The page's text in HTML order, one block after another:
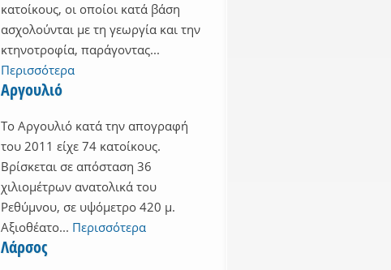
κατοίκους, οι οποίοι κατά βάση
ασχολούνται με τη γεωργία και την
κτηνοτροφία, παράγοντας...
Περισσότερα
Αργουλιό
Το Αργουλιό κατά την απογραφή
του 2011 είχε 74 κατοίκους.
Βρίσκεται σε απόσταση 36
χιλιομέτρων ανατολικά του
Ρεθύμνου, σε υψόμετρο 420 μ.
Αξιοθέατο... Περισσότερα
Λάρσος